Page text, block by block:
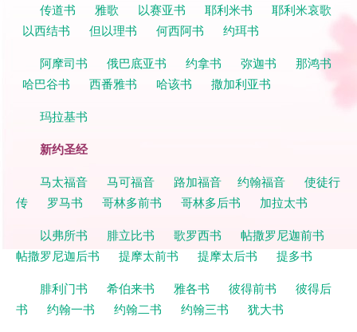
传道书
雅歌 以赛亚书 耶利米书
耶利米哀歌
以西结书
但以理书 何西阿书
约珥书
阿摩司书
俄巴底亚书 约拿书 弥迦书
那鸿书
哈巴谷书
西番雅书 哈该书
撒加利亚书
玛拉基书
新约圣经
马太福音 马可福音 路加福音 约翰福音
使徒行
传
罗马书 哥林多前书 哥林多后书
加拉太书
以弗所书
腓立比书 歌罗西书
帖撒罗尼迦前书
帖撒罗尼迦后书
提摩太前书 提摩太后书
提多书
腓利门书
希伯来书 雅各书 彼得前书
彼得后
书
约翰一书 约翰二书 约翰三书
犹大书